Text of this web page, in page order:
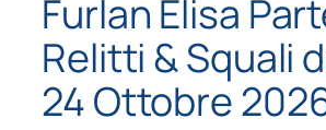
Furlan Elisa
Relitti & Squali
24 Ottobre